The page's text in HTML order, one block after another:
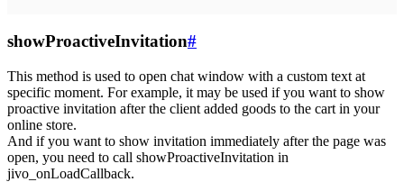
showProactiveInvitation#
This method is used to open chat window with a custom text at
specific moment. For example, it may be used if you want to show
proactive invitation after the client added goods to the cart in your
online store.
And if you want to show invitation immediately after the page was
open, you need to call showProactiveInvitation in
jivo_onLoadCallback.